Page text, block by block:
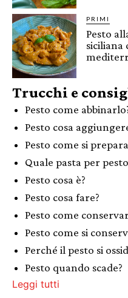
PRIMI
Pesto
siciliana
Trucchi e
Pesto come
Pesto cosa
Pesto come si
Quale pasta per
Pesto cosa è?
Pesto cosa fare?
Pesto come
Pesto come si
Perché il pesto si
Pesto quando scade?
Leggi tutti